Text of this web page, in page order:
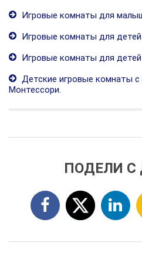
Игровые комнаты для
Игровые комнаты для
Игровые комнаты для
Детские игровые комнаты с
Монтессори.
ПОДЕЛИ С